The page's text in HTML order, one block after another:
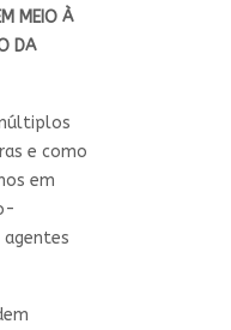
MEIO À
DA
e como
em
agentes